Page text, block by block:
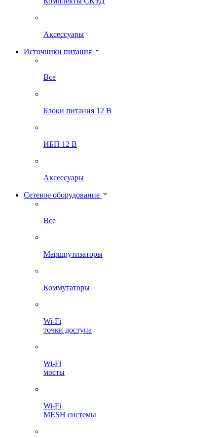
Аксессуары
Источники питания
Все
Блоки питания 12 В
ИБП 12 В
Аксессуары
Сетевое оборудование
Все
Маршрутизаторы
Коммутаторы
Wi-Fi
точки доступа
Wi-Fi
мосты
Wi-Fi
MESH системы